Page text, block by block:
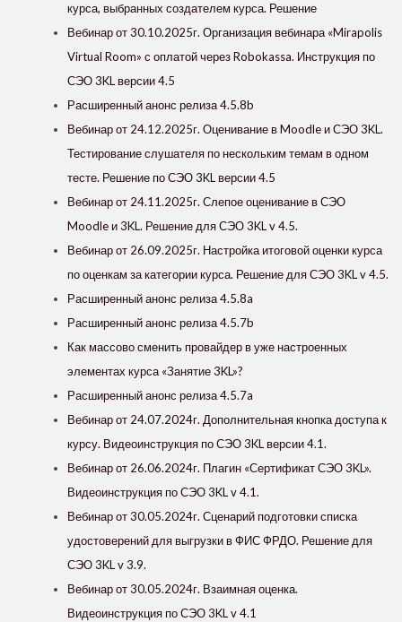
курса, выбранных создателем курса. Решение
Вебинар от 30.10.2025г. Организация вебинара «Mirapolis
Virtual Room» с оплатой через Robokassa. Инструкция по
СЭО 3KL версии 4.5
Расширенный анонс релиза 4.5.8b
Вебинар от 24.12.2025г. Оценивание в Moodle и СЭО 3KL.
Тестирование слушателя по нескольким темам в одном
тесте. Решение по СЭО 3KL версии 4.5
Вебинар от 24.11.2025г. Слепое оценивание в СЭО
Moodle и 3KL. Решение для СЭО 3KL v 4.5.
Вебинар от 26.09.2025г. Настройка итоговой оценки курса
по оценкам за категории курса. Решение для СЭО 3KL v 4.5.
Расширенный анонс релиза 4.5.8a
Расширенный анонс релиза 4.5.7b
Как массово сменить провайдер в уже настроенных
элементах курса «‎Занятие 3KL»?
Расширенный анонс релиза 4.5.7a
Вебинар от 24.07.2024г. Дополнительная кнопка доступа к
курсу. Видеоинструкция по СЭО 3KL версии 4.1.
Вебинар от 26.06.2024г. Плагин «Сертификат СЭО 3KL».
Видеоинструкция по СЭО 3KL v 4.1.
Вебинар от 30.05.2024г. Сценарий подготовки списка
удостоверений для выгрузки в ФИС ФРДО. Решение для
СЭО 3KL v 3.9.
Вебинар от 30.05.2024г. Взаимная оценка.
Видеоинструкция по СЭО 3KL v 4.1